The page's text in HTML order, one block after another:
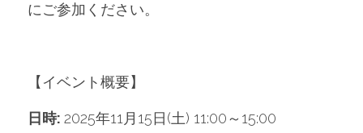
にご参加ください。
【イベント概要】
日時: 2025年11月15日(土) 11:00～15:00